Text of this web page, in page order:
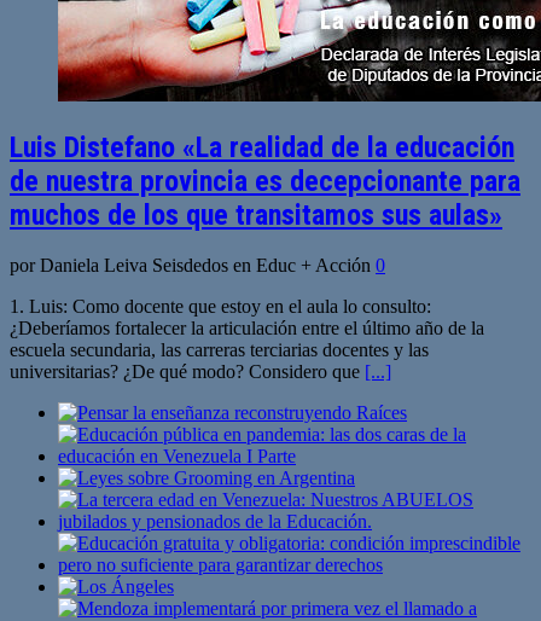
Luis Distefano «La realidad de la educación
de nuestra provincia es decepcionante para
muchos de los que transitamos sus aulas»
por Daniela Leiva Seisdedos en Educ + Acción 0
1. Luis: Como docente que estoy en el aula lo consulto:
¿Deberíamos fortalecer la articulación entre el último año de la
escuela secundaria, las carreras terciarias docentes y las
universitarias? ¿De qué modo? Considero que [...]